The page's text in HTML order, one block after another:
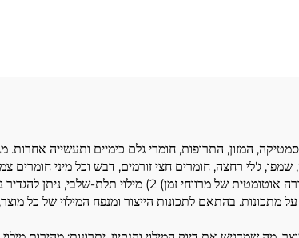
המזון, התרופות, חומרי גלם כימיים ותעשייה אחרות.
ג'לי רחצה, חומרים חצי זורמים, דבש וכל מיני חומרים